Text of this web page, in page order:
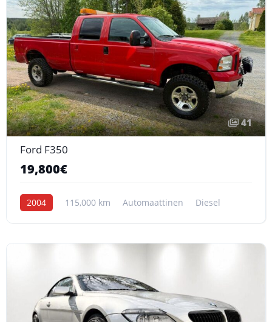
41
Ford F350
19,800€
2004 115,000 km Automaattinen Diesel